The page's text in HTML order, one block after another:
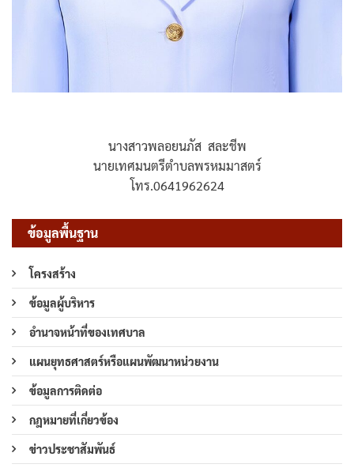
นางสาวพลอยนภัส สละชีพ
นายเทศมนตรีตำบลพรหมมาสตร์
โทร.0641962624
ข้อมูลพื้นฐาน
โครงสร้าง
ข้อมูลผู้บริหาร
อำนาจหน้าที่ของเทศบาล
แผนยุทธศาสตร์หรือแผนพัฒนาหน่วยงาน
ข้อมูลการติดต่อ
กฎหมายที่เกี่ยวข้อง
ข่าวประชาสัมพันธ์